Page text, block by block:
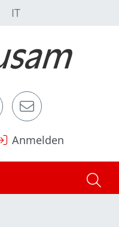
IT
Anmelden